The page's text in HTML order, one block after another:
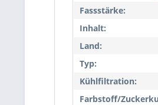
Fassstärke:
Inhalt:
Land:
Typ:
Kühlfiltration:
Farbstoff/